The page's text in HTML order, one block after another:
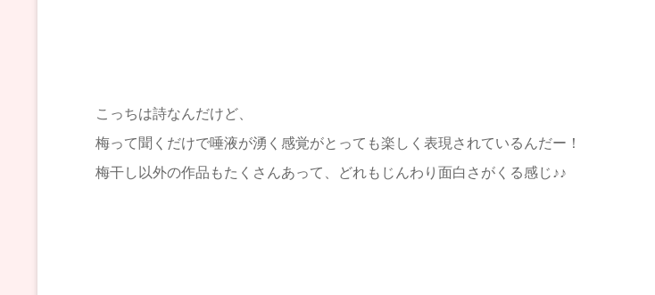
こっちは詩なんだけど、
梅って聞くだけで唾液が湧く感覚がとっても楽しく表現されているんだー！
梅干し以外の作品もたくさんあって、どれもじんわり面白さがくる感じ♪♪